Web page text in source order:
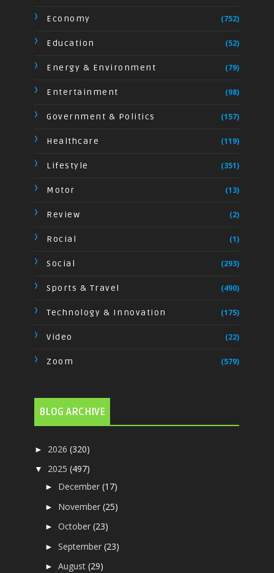
Economy (752)
Education (52)
Energy & Environment (79)
Entertainment (98)
Government & Politics (157)
Healthcare (119)
Lifestyle (351)
Motor (13)
Review (2)
Rocial (1)
Social (293)
Sports & Travel (490)
Technology & Innovation (175)
Video (22)
Zoom (579)
BLOG ARCHIVE
► 2026(320)
▼ 2025(497)
► December(17)
► November(25)
►October(23)
►September(23)
►August(29)